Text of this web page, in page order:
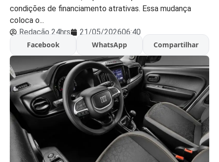
condições de financiamento atrativas. Essa mudança
coloca o...
Redação 24hrs
21/05/202606:40
Facebook
WhatsApp Compartilhar